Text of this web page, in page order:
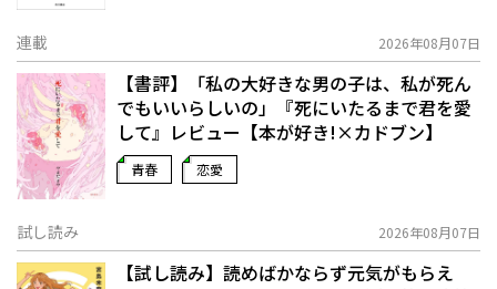
連載 2026年08月07日
【書評】「私の大好きな男の子は、私が死ん
でもいいらしいの」――『死にいたるまで君を愛
して』レビュー【本が好き!×カドブン】
青春 恋愛
試し読み 2026年08月07日
【試し読み】読めばかならず元気がもらえ